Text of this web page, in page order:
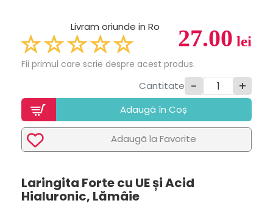
27.00 lei
Livram oriunde in Ro
Fii primul care scrie despre acest produs.
Cantitate - +
Adaugã în Coș
Adaugã la Favorite
Laringita Forte cu UE și Acid
Hialuronic, Lămâie